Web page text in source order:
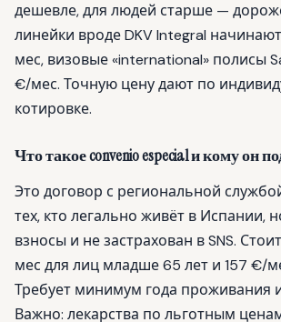
дешевле, для людей старше —
линейки вроде DKV Integral
мес, визовые «international» полисы
€/мес. Точную цену дают по
котировке.
Что такое convenio especial и кому он
Это договор с региональной
тех, кто легально живёт в Испании,
взносы и не застрахован в SNS.
мес для лиц младше 65 лет и 157 €/
Требует минимум года проживания
Важно: лекарства по льготным